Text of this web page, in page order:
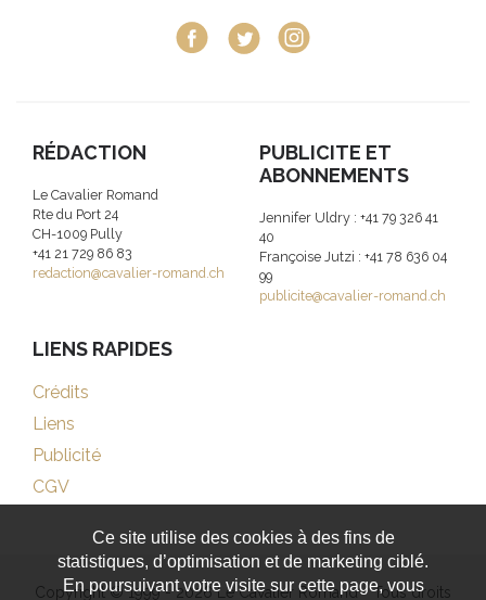
RÉDACTION
Le Cavalier Romand
Rte du Port 24
CH-1009 Pully
+41 21 729 86 83
redaction@cavalier-romand.ch
PUBLICITE ET
ABONNEMENTS
Jennifer Uldry : +41 79 326 41
40
Françoise Jutzi : +41 78 636 04
99
publicite@cavalier-romand.ch
LIENS RAPIDES
Crédits
Liens
Publicité
CGV
Copyright © 1999 - 2026 Le Cavalier Romand - Tous droits
Ce site utilise des cookies à des fins de
statistiques, d’optimisation et de marketing ciblé.
En poursuivant votre visite sur cette page, vous